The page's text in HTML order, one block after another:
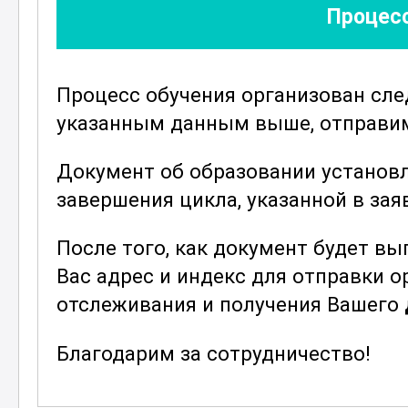
Слушатели изучат современные
ускорительных систем, что
Курс также освещает вопросы
технологическими системами и их
процессы. Участники курса
различных отраслях, таких как
в этой области.
По завершении курса слушатели
навыками, необходимыми для
обслуживания ускорителей
Процесс обучения организован
указанным данным выше,
Документ об образовании
завершения цикла, указанной в
После того, как документ будет
Вас адрес и индекс для отправки
отслеживания и получения Вашего
Благодарим за сотрудничество!